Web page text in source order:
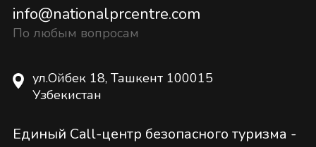
info@nationalprcentre.com
По любым вопросам
ул.Ойбек 18, Ташкент 100015
Узбекистан
Единый Call-центр безопасного туризма -